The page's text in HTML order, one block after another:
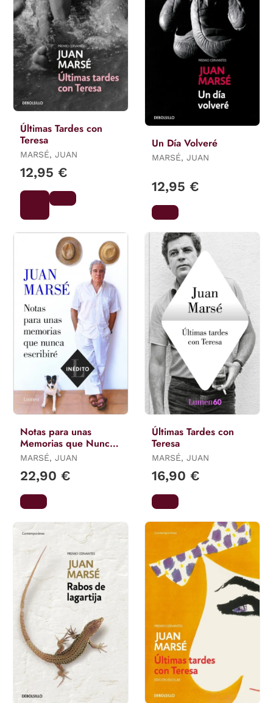
Últimas Tardes con
Teresa
MARSÉ, JUAN
12,95 €
Un Día Volveré
MARSÉ, JUAN
12,95 €
Notas para unas
Memorias que Nunca
Escribiré
MARSÉ, JUAN
22,90 €
Últimas Tardes con
Teresa
MARSÉ, JUAN
16,90 €